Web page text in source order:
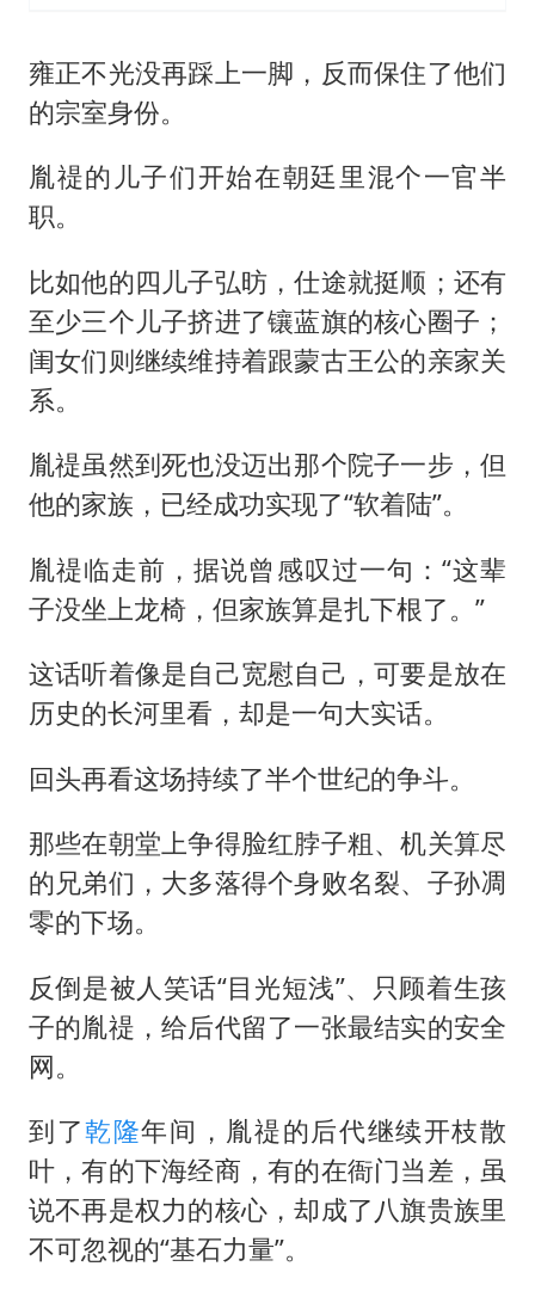
雍正不光没再踩上一脚，反而保住了他们
的宗室身份。
胤禔的儿子们开始在朝廷里混个一官半
职。
比如他的四儿子弘昉，仕途就挺顺；还有
至少三个儿子挤进了镶蓝旗的核心圈子；
闺女们则继续维持着跟蒙古王公的亲家关
系。
胤禔虽然到死也没迈出那个院子一步，但
他的家族，已经成功实现了“软着陆”。
胤禔临走前，据说曾感叹过一句：“这辈
子没坐上龙椅，但家族算是扎下根了。”
这话听着像是自己宽慰自己，可要是放在
历史的长河里看，却是一句大实话。
回头再看这场持续了半个世纪的争斗。
那些在朝堂上争得脸红脖子粗、机关算尽
的兄弟们，大多落得个身败名裂、子孙凋
零的下场。
反倒是被人笑话“目光短浅”、只顾着生孩
子的胤禔，给后代留了一张最结实的安全
网。
到了乾隆年间，胤禔的后代继续开枝散
叶，有的下海经商，有的在衙门当差，虽
说不再是权力的核心，却成了八旗贵族里
不可忽视的“基石力量”。